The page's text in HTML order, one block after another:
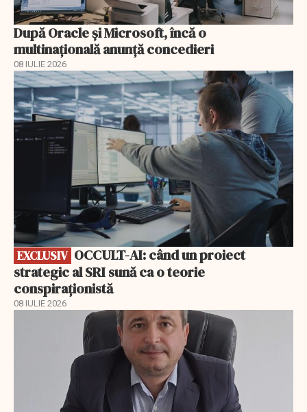
După Oracle şi Microsoft, încă o
multinaţională anunţă concedieri
08 IULIE 2026
EXCLUSIV
EXCLUSIV
strategic al SRI sună ca o teorie
conspiraționistă
08 IULIE 2026